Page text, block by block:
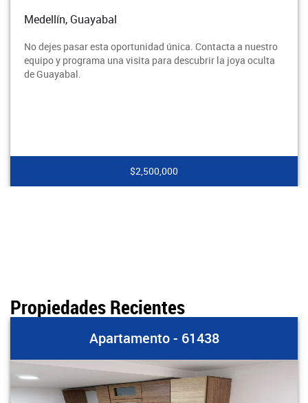
oportunidad única. Contacta a nuestro
una visita para descubrir la joya oculta
Bodega en
Rodeo entre la
Propiedades Recientes
Apartamento - 61438